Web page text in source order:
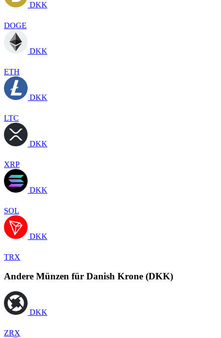
DKK
DOGE
DKK
ETH
DKK
LTC
DKK
XRP
DKK
SOL
DKK
TRX
Andere Münzen für Danish Krone (DKK)
DKK
ZRX